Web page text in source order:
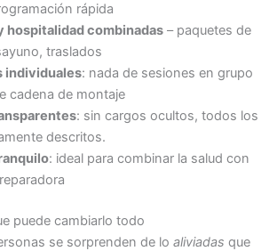
rápida
hospitalidad combinadas– paquetes de
traslados
individuales: nada de sesiones en grupo
cadena de montaje
: sin cargos ocultos, todos los
descritos.
: ideal para combinar la salud con
puede cambiarlo todo
se sorprenden de lo aliviadas que